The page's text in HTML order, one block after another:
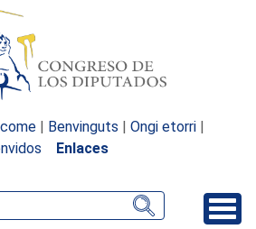
| Benvinguts | Ongi etorri |
Enlaces